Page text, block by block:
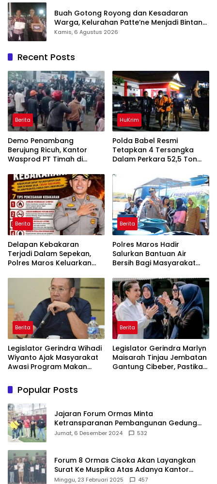
Buah Gotong Royong dan Kesadaran
Warga, Kelurahan Patte’ne Menjadi Bintang
Takalar Award 2026
Kamis, 6 Agustus 2026
Recent Posts
Berita
Demo Penambang
Berujung Ricuh, Kantor
Wasprod PT Timah di
HuKrim
Polda Babel Resmi
Tetapkan 4 Tersangka
Dalam Perkara 52,5 Ton
Belitung
Berita
Delapan Kebakaran
Terjadi Dalam Sepekan,
Polres Maros Keluarkan
Masyarakat
Berita
Polres Maros Hadir
Salurkan Bantuan Air
Bersih Bagi Masyarakat
Di Maros
Berita
Legislator Gerindra Wihadi
Wiyanto Ajak Masyarakat
Awasi Program Makan
Sasaran
Berita
Legislator Gerindra Marlyn
Maisarah Tinjau Jembatan
Gantung Cibeber, Pastikan
Popular Posts
Jajaran Forum Ormas Minta
Ketransparanan Pembangunan Gedung
Damkar Di Kecamatan Cisoka
Jumat, 6 Desember 2024 532
Forum 8 Ormas Cisoka Akan Layangkan
Surat Ke Muspika Atas Adanya Kantor
Matel di Cisoka
Minggu, 23 Februari 2025 457